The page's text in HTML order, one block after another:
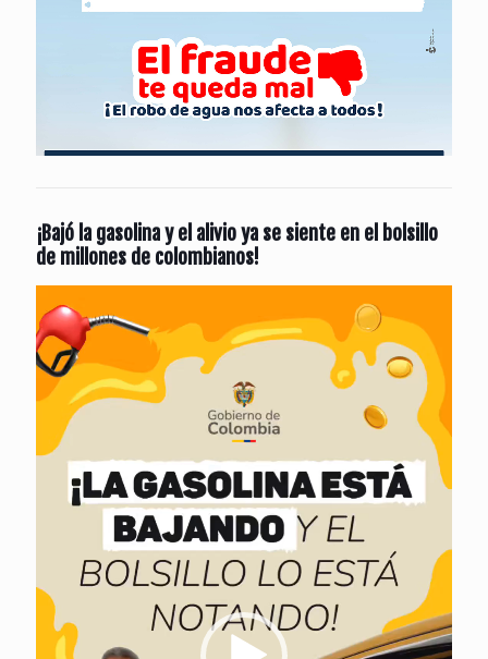
¡Bajó la gasolina y el alivio ya se siente en el bolsillo
de millones de colombianos!
de
vídeo